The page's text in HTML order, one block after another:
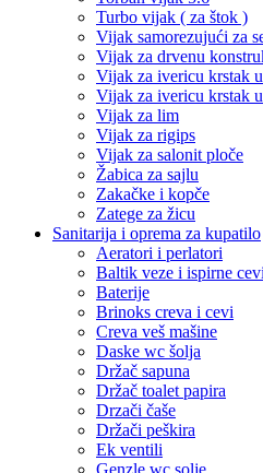
Turbo vijak ( za štok )
Vijak samorezujući za
Vijak za drvenu
Vijak za ivericu krstak
Vijak za ivericu krstak
Vijak za lim
Vijak za rigips
Vijak za salonit ploče
Žabica za sajlu
Zakačke i kopče
Zatege za žicu
Sanitarija i oprema za kupatilo
Aeratori i perlatori
Baltik veze i ispirne
Baterije
Brinoks creva i cevi
Creva veš mašine
Daske wc šolja
Držač sapuna
Držač toalet papira
Drzači čaše
Držači peškira
Ek ventili
Genzle wc solje